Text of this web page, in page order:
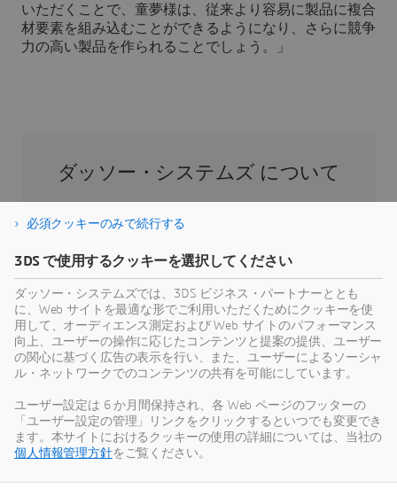
いただくことで、童夢様は、従来より容易に製品に複合
材要素を組み込むことができるようになり、さらに競争
力の高い製品を作られることでしょう。」
ダッソー・システムズ について
る役割を担う企業です。1981年の設立以来、同
社はバーチャル世界を開拓し、消費者、患者、
向へと導いてきました。ダッソー・システムズ
の3DEXPERIENCEプラットフォームでは、AIを搭
載した科学的根拠に基づくバーチャルツインに
より、あらゆる規模・業界の39万のお客様が協
力し、製品やサービスを創出、製造することで
持続可能な革新を生み出し、社会に対して意義
のある影響をもたらすことができます。より詳
細な情報はホームページ、
https://www.3ds.com/（英語）をご参照くださ
必須クッキーのみで続行する
3DS で使用するクッキーを選択してください
ダッソー・システムズでは、3DS ビジネス・パートナーととも
に、Web サイトを最適な形でご利用いただくためにクッキーを使
用して、オーディエンス測定および Web サイトのパフォーマンス
向上、ユーザーの操作に応じたコンテンツと提案の提供、ユーザー
の関心に基づく広告の表示を行い、また、ユーザーによるソーシャ
ル・ネットワークでのコンテンツの共有を可能にしています。
ユーザー設定は 6 か月間保持され、各 Web ページのフッターの
「ユーザー設定の管理」リンクをクリックするといつでも変更でき
ます。本サイトにおけるクッキーの使用の詳細については、当社の
個人情報管理方針をご覧ください。